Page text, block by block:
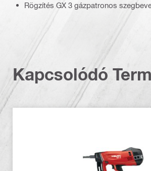
Rögzítés GX 3 gázpatronos
Kapcsolódó